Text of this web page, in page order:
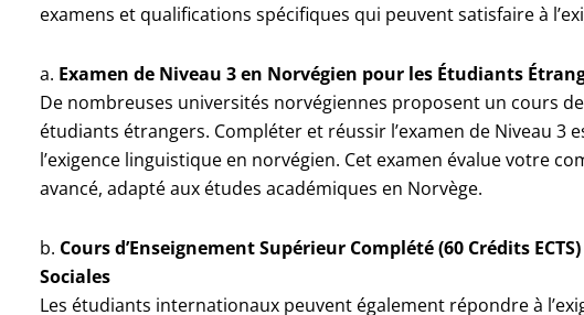
examens et qualifications spécifiques qui peuvent satisfaire à
a. Examen de Niveau 3 en Norvégien pour les Étudiants
De nombreuses universités norvégiennes proposent un cours
étudiants étrangers. Compléter et réussir l’examen de Niveau 3
l’exigence linguistique en norvégien. Cet examen évalue votre
avancé, adapté aux études académiques en Norvège.
b. Cours d’Enseignement Supérieur Complété (60 Crédits
Sociales
Les étudiants internationaux peuvent également répondre à